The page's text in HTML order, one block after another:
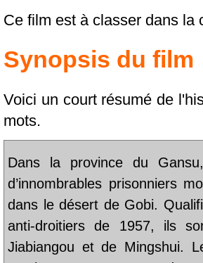
Ce film est à classer dans
Synopsis du film
Voici un court résumé de
mots.
Dans la province du
d’innombrables prisonniers
dans le désert de Gobi.
anti-droitiers de 1957, ils
Jiabiangou et de Mingshui.